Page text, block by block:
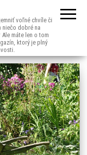
voľné chvíle či
niečo dobré na
máte len o tom
ktorý je plný